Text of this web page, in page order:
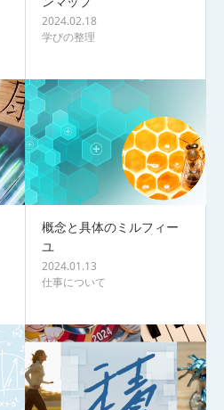
2024.02.18
学びの整理
概念と具体のミルフィー
ユ
2024.01.13
仕事について